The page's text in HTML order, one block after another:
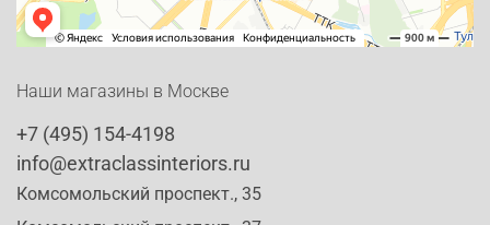
Наши магазины в Москве
+7 (495) 154-4198
info@extraclassinteriors.ru
Комсомольский проспект., 35